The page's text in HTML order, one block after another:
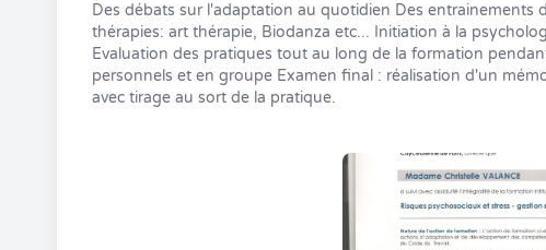
Des débats sur l'adaptation au quotidien Des entrainements
thérapies: art thérapie, Biodanza etc... Initiation à la
Evaluation des pratiques tout au long de la formation
personnels et en groupe Examen final : réalisation d'un
avec tirage au sort de la pratique.